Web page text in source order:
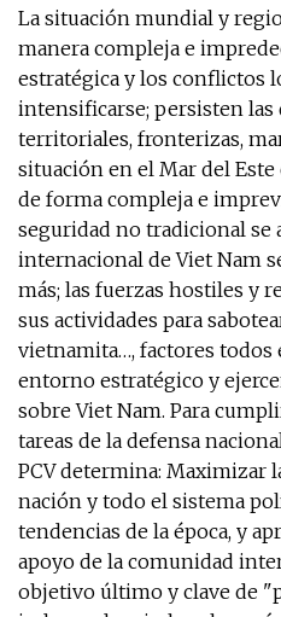
La situación mundial y
manera compleja e
estratégica y los conflictos
intensificarse; persisten las
territoriales, fronterizas,
situación en el Mar del
de forma compleja e
seguridad no tradicional se
internacional de Viet Nam
más; las fuerzas hostiles y
sus actividades para
vietnamita…, factores todos
entorno estratégico y
sobre Viet Nam. Para
tareas de la defensa
PCV determina: Maximizar
nación y todo el sistema
tendencias de la época, y
apoyo de la comunidad
objetivo último y clave de